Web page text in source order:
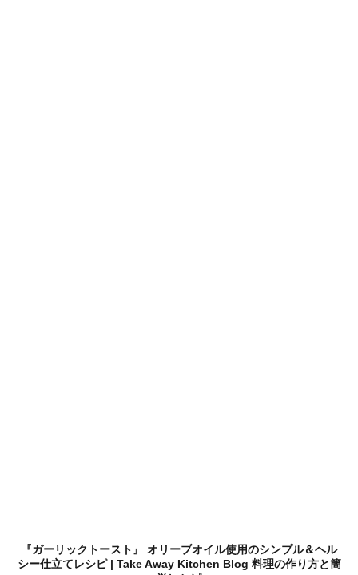
『ガーリックトースト』 オリーブオイル使用のシンプル＆ヘル
シー仕立てレシピ | Take Away Kitchen Blog 料理の作り方と簡